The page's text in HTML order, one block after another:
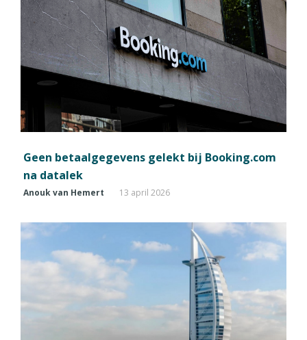
Geen betaalgegevens gelekt bij Booking.com
na datalek
Anouk van Hemert 13 april 2026